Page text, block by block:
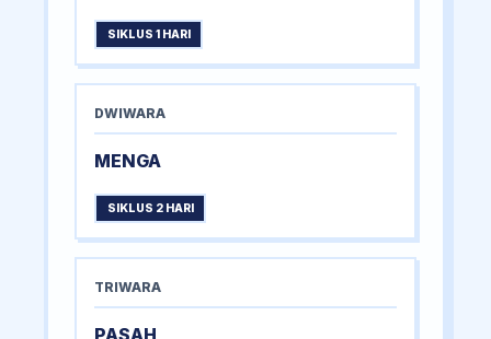
SIKLUS 1 HARI
DWIWARA
MENGA
SIKLUS 2 HARI
TRIWARA